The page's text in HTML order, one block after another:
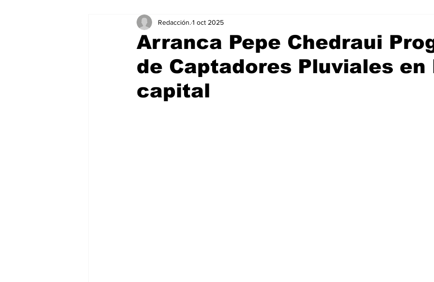
Educación Ciudad Salud
Arranca Pepe Chedraui
de Captadores Pluviales en
capital
Redacción. 1 oct 2025